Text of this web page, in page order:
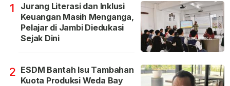
1
Jurang Literasi dan Inklusi
Keuangan Masih Menganga,
Pelajar di Jambi Diedukasi
Sejak Dini
2 ESDM Bantah Isu Tambahan
Kuota Produksi Weda Bay